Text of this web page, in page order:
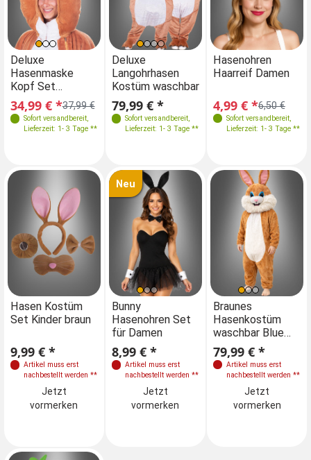
Deluxe
Hasenmaske
Kopf Set
waschbar 37,99 €
34,99 € *
Sofort versandbereit,
Lieferzeit: 1- 3 Tage **
Einheitsgröße
38-60
Deluxe
Hasenmaske
Kopf Set
waschbar
37,99 €
34,99 € *
Sofort versandbereit,
Lieferzeit: 1- 3 Tage **
Einheitsgröße
M-XXL
Deluxe
Langohrhasen
Kostüm waschbar
79,99 € *
Sofort versandbereit,
Lieferzeit: 1- 3 Tage **
Einheitsgröße
Hasenohren
Haarreif Damen
6,50 €
4,99 € *
Sofort versandbereit,
Lieferzeit: 1- 3 Tage **
Hasen Kostüm
Set Kinder braun
9,99 € *
Artikel muss erst
nachbestellt werden **
Jetzt
vormerken
Neu
Bunny
Hasenohren Set
für Damen
8,99 € *
Artikel muss erst
nachbestellt werden **
Jetzt
vormerken
Einheitsgröße
M-XXL
Jetzt
vormerken
Braunes
Hasenkostüm
waschbar Blue
Eye
79,99 € *
Artikel muss erst
nachbestellt werden **
Jetzt
vormerken